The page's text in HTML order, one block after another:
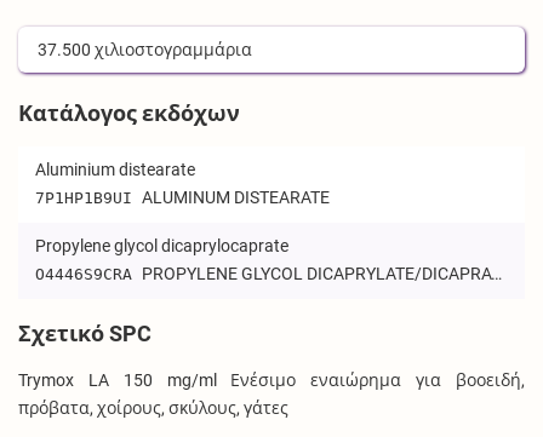
37.500 χιλιοστογραμμάρια
Κατάλογος εκδόχων
Aluminium distearate
7P1HP1B9UIALUMINUM DISTEARATE
Propylene glycol dicaprylocaprate
O4446S9CRA PROPYLENE GLYCOL DICAPRYLATE/DICAPRATE
Σχετικό SPC
Trymox LA 150 mg/ml Ενέσιμο εναιώρημα για βοοειδή,
πρόβατα, χοίρους, σκύλους, γάτες